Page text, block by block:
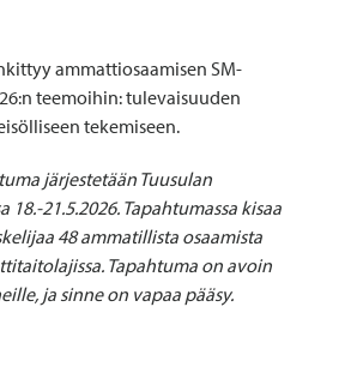
ammattiosaamisen SM-
teemoihin: tulevaisuuden
tekemiseen.
järjestetään Tuusulan
18.-21.5.2026. Tapahtumassa kisaa
48 ammatillista osaamista
Tapahtuma on avoin
ja sinne on vapaa pääsy.